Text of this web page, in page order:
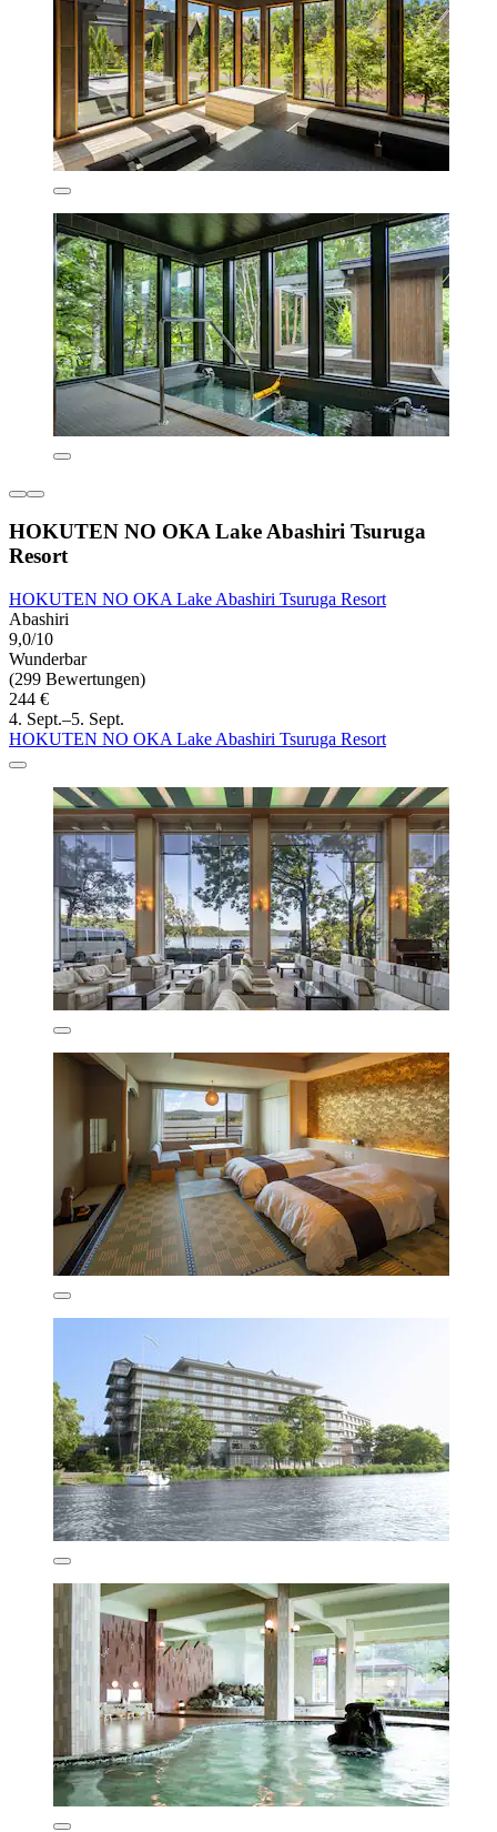
HOKUTEN NO OKA Lake Abashiri Tsuruga
Resort
HOKUTEN NO OKA Lake Abashiri Tsuruga Resort
Abashiri
9,0/10
Wunderbar
(299 Bewertungen)
244 €
4. Sept.–5. Sept.
HOKUTEN NO OKA Lake Abashiri Tsuruga Resort